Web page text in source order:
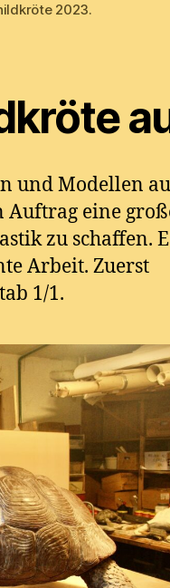
2023.
und Modellen
Auftrag eine
zu schaffen.
Arbeit. Zuerst
1/1.